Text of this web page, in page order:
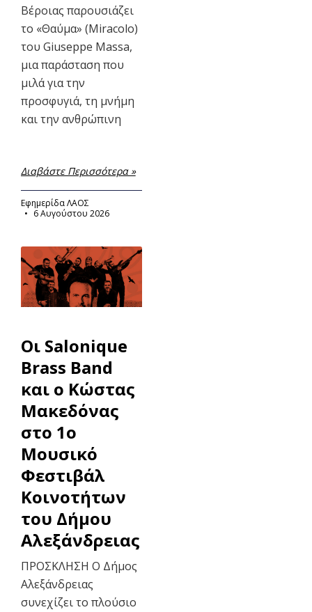
Βέροιας παρουσιάζει
το «Θαύμα» (Miracolo)
του Giuseppe Massa,
μια παράσταση που
μιλά για την
προσφυγιά, τη μνήμη
και την ανθρώπινη
Διαβάστε Περισσότερα »
Εφημερίδα ΛΑΟΣ
6 Αυγούστου 2026
Οι Salonique
Brass Band
και ο Κώστας
Μακεδόνας
στο 1ο
Μουσικό
Φεστιβάλ
Κοινοτήτων
του Δήμου
Αλεξάνδρειας
ΠΡΟΣΚΛΗΣΗ Ο Δήμος
Αλεξάνδρειας
συνεχίζει το πλούσιο